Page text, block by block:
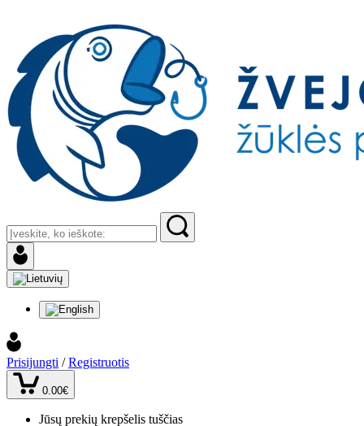
Prisijungti / Registruotis
0.00€
Jūsų prekių krepšelis tuščias